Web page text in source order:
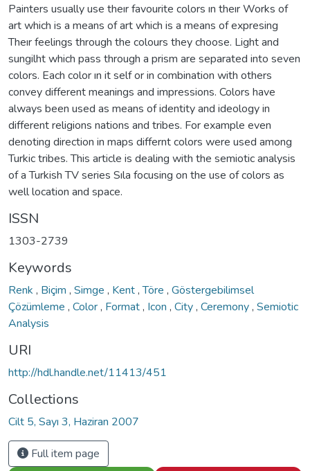
Painters usually use theır favourite colors ın theır Works of
art which is a means of art which is a means of expresing
Theır feelings through the colours they choose. Light and
sungilht which pass through a prism are separated into seven
colors. Each color ın it self or in combination with others
convey different meanings and impressions. Colors have
always been used as means of identity and ideology in
different religions nations and tribes. For example even
denoting direction in maps differnt colors were used among
Turkic tribes. This article is dealing with the semiotic analysis
of a Turkish TV series Sıla focusing on the use of colors as
well location and space.
ISSN
1303-2739
Keywords
Renk , Biçim , Simge , Kent,Töre , Göstergebilimsel
Çözümleme , Color, Format, Icon , City, Ceremony, Semiotic
Analysis
URI
http://hdl.handle.net/11413/451
Collections
Cilt 5, Sayı 3, Haziran 2007
Full item page